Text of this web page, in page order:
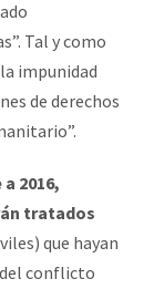
Tal y como
impunidad
de derechos
2016,
tratados
que hayan
conflicto